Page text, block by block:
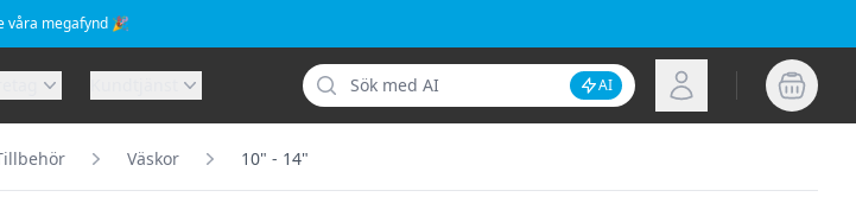
våra megafynd 🎉
Sök
Inaktivera AI-sökning
AI Logga in
Väskor 10" - 14"